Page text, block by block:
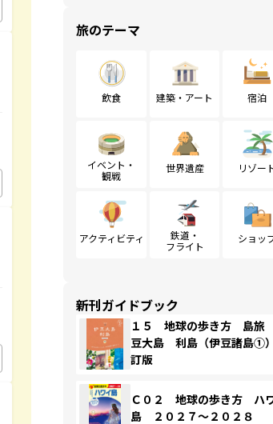
旅のテーマ
飲食 建築・アート 宿泊
イベント・
観戦
世界遺産 リゾー
アクティビティ
鉄道・
フライト
ショッ
新刊ガイドブック
１５ 地球の歩き方 島
豆大島 利島（伊豆諸島①
訂版
Ｃ０２ 地球の歩き方 ハ
島 ２０２７～２０２８